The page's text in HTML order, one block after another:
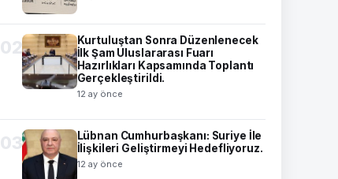
02
Kurtuluştan Sonra Düzenlenecek
İlk Şam Uluslararası Fuarı
Hazırlıkları Kapsamında Toplantı
Gerçekleştirildi.
12 ay önce
03
Lübnan Cumhurbaşkanı: Suriye İle
İlişkileri Geliştirmeyi Hedefliyoruz.
12 ay önce